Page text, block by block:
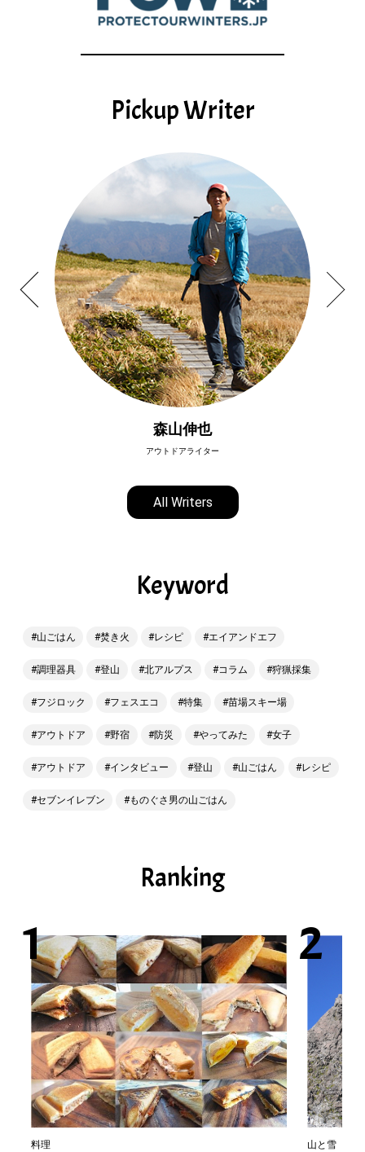
Pickup Writer
森山伸也
アウトドアライター
All Writers
Keyword
山ごはん 焚き火 レシピ エイアンドエフ
調理器具 登山 北アルプス コラム 狩猟採集
フジロック フェスエコ 特集 苗場スキー場
アウトドア 野宿 防災 やってみた 女子
アウトドア インタビュー 登山 山ごはん レシピ
セブンイレブン ものぐさ男の山ごはん
Ranking
料理 山と雪